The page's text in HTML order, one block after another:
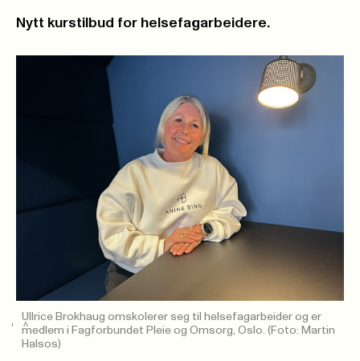
Nytt kurstilbud for helsefagarbeidere.
Ullrice Brokhaug omskolerer seg til helsefagarbeider og er
medlem i Fagforbundet Pleie og Omsorg, Oslo. (Foto: Martin
Halsos)